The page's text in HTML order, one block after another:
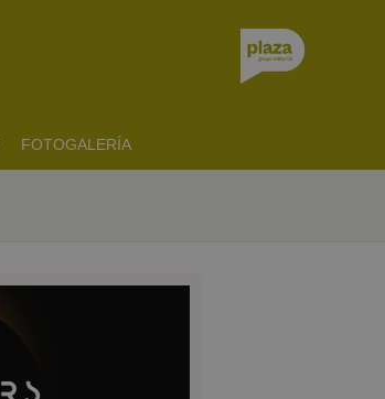
FOTOGALERÍA